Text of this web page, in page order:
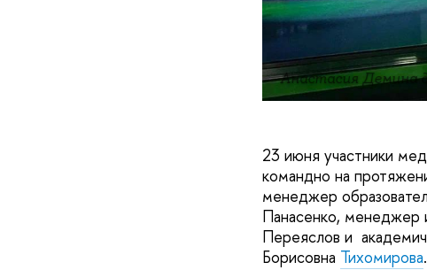
Анастасия Демина
23 июня участники
командно на
менеджер
Панасенко, менеджер
Переяслов и
Борисовна Тихомирова.